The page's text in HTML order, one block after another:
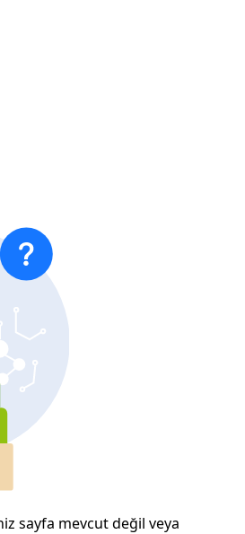
sayfa mevcut değil veya